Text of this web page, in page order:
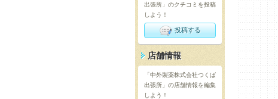
出張所」のクチコミを投稿
しよう！
投稿する
店舗情報
「中外製薬株式会社つくば
出張所」の店舗情報を編集
しよう！